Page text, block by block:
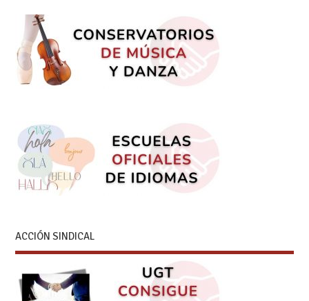
ACCIÓN SINDICAL